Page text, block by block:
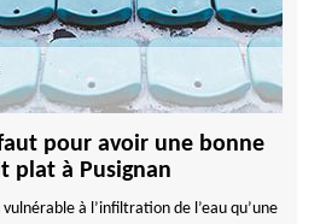
pour avoir une bonne
plat à Pusignan
à l’infiltration de l’eau qu’une